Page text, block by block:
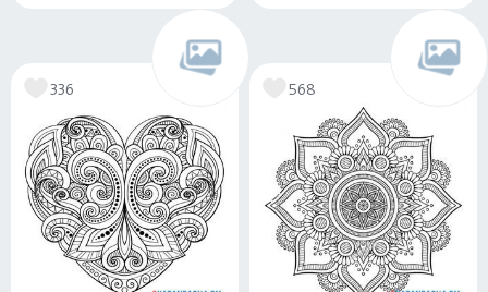
336 568